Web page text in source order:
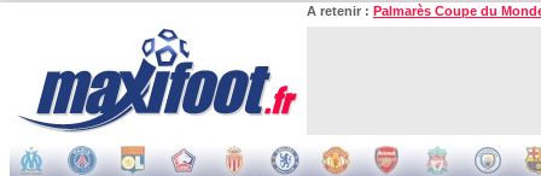
A retenir : Palmarès Coupe du